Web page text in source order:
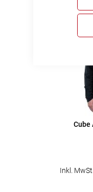
Cube
Inkl.